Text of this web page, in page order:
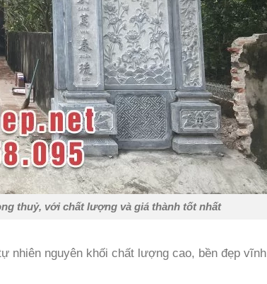
thuỷ, với chất lượng và giá thành tốt nhất
nhiên nguyên khối chất lượng cao, bền đẹp vĩnh